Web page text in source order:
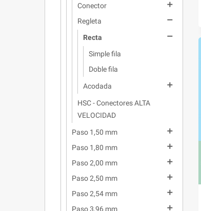
Conector

Regleta

Recta 
Simple fila
Doble fila
Acodada 
HSC - Conectores ALTA
VELOCIDAD
Paso 1,50 mm

Paso 1,80 mm

Paso 2,00 mm

Paso 2,50 mm

Paso 2,54 mm

Paso 3,96 mm
